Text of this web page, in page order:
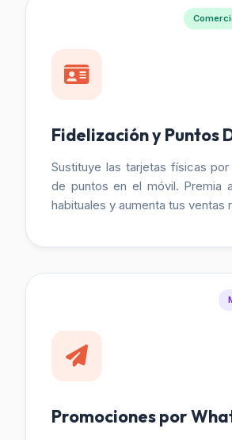
Fidelización y Puntos
Sustituye las tarjetas físicas por
de puntos en el móvil. Premia
habituales y aumenta tus ventas
Promociones por